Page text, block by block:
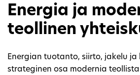
Energia ja
teollinen
Energian tuotanto, siirto, jakelu
strateginen osa modernia